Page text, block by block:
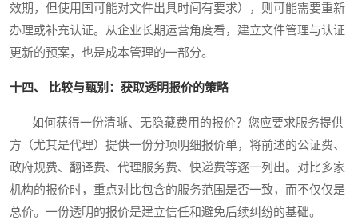
效期，但使用国可能对文件出具时间有要求），则可能需要重新
办理或补充认证。从企业长期运营角度看，建立文件管理与认证
更新的预案，也是成本管理的一部分。
十四、 比较与甄别：获取透明报价的策略
如何获得一份清晰、无隐藏费用的报价？您应要求服务提供
方（尤其是代理）提供一份分项明细报价单，将前述的公证费、
政府规费、翻译费、代理服务费、快递费等逐一列出。对比多家
机构的报价时，重点对比包含的服务范围是否一致，而不仅仅是
总价。一份透明的报价是建立信任和避免后续纠纷的基础。